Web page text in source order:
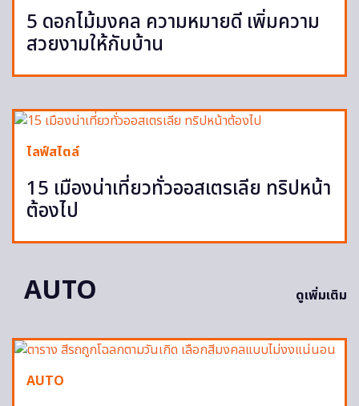
5 ดอกไม้มงคล ความหมายดี เพิ่มความ
สวยงามให้กับบ้าน
ไลฟ์สไตล์
15 เมืองน่าเที่ยวทั่วออสเตรเลีย ทริปหน้า
ต้องไป
AUTO ดูเพิ่มเติม
AUTO